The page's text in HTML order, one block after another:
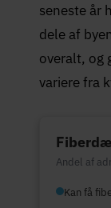
seneste år
dele af
overalt, og
variere fra
Andel af
Kan få